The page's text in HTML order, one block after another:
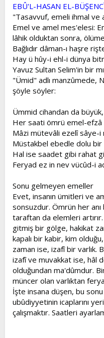
EBÛ'L-HASAN EL-
"Tasavvuf, emeli ihmal
Emel ve amel mes'elesi:
lâhik olduktan sonra,
Bağlıdır dâman-ı haşre
Hay ü hûy-i ehl-i dünya
Yavuz Sultan Selim'in bir
"Ümid" adlı manzûmede,
şöyle söyler:
Ümmid cihandan da
Her saati ömrü emel-
Mâzi mütevâli ezelî sâye-i
Müstakbel ebedle dolu
Hal ise saadet gibi rahat
Feryad ez in nev vücûd-i
Sonu gelmeyen emeller
Evet, insanın ümitleri ve
sonsuzdur. Ömrün her
taraftan da elemleri
gitmiş bir gölge, hakikat
kapalı bir kabir, kim
zaman ise, izafî bir varlık.
izafî ve muvakkat ise, hâl
olduğundan ma'dûmdur.
müncer olan varlıktan
İşte insana düşen, bu
ubûdiyyetinin icaplarını
çalışmaktır. Saatleri